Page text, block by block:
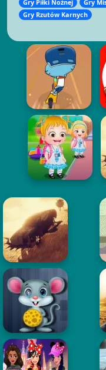
Gry Piłki Nożnej
Gry
Gry Rzutów Karnych